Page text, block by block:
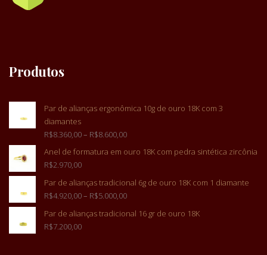
Produtos
Par de alianças ergonômica 10g de ouro 18K com 3
diamantes
R$8.360,00– R$8.600,00
Anel de formatura em ouro 18K com pedra sintética zircônia
R$2.970,00
Par de alianças tradicional 6g de ouro 18K com 1 diamante
R$4.920,00– R$5.000,00
Par de alianças tradicional 16 gr de ouro 18K
R$7.200,00